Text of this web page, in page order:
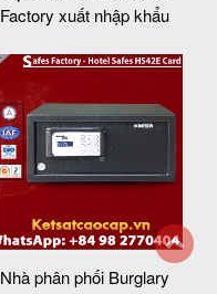
Factory xuất nhập khẩu
Nhà phân phối Burglaryback